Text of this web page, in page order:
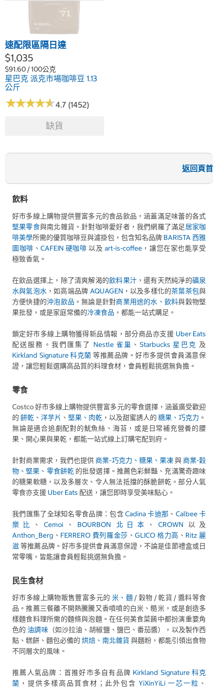
速配限區隔日達
$1,035
$91.60 / 100公克
星巴克 派克市場咖啡豆 1.13
公斤
★★★★★
★★★★★4.7 (1452)
缺貨
返回頁首
飲料
好市多線上購物提供豐富多元的食品飲品，涵蓋滿足味蕾的各式
堅果零食與南北雜貨。針對咖啡愛好者，我們網羅了滿足居家咖
啡美學所需的優質咖啡豆與濾掛包，包含知名品牌 BARISTA 西雅
圖咖啡 、CAFEIN 硬咖啡 以及 art-is-coffee，讓您在家也能享受
極致香氣。
在飲品選擇上，除了清爽解渴的飲料果汁 ，還有天然純淨的礦泉
水與氣泡水 ，如高端品牌 AQUAGEN ，以及多樣化的茶葉茶包與
方便快捷的沖泡飲品 。無論是針對商業用途的水、飲料與穀物堅
果批發，或是家庭常備的冷凍食品 ，都能一站式購足。
鎖定好市多線上購物獲得新品情報，部分商品亦支援 Uber Eats
配送服務。我們匯集了 Nestle 雀巢 、Starbucks 星巴克 及
Kirkland Signature 科克蘭 等推薦品牌。好市多提供會員滿意保
證，讓您輕鬆選購高品質的料理食材，會員輕鬆挑選無負擔。
零食
Costco 好市多線上購物提供豐富多元的零食選擇，涵蓋廣受歡迎
的 餅乾、洋芋片 、 堅果、肉乾 ，以及甜蜜誘人的 糖果、巧克力 。
無論是適合追劇配對的魷魚絲、海苔，或是日常補充營養的腰
果、開心果與果乾，都能一站式線上訂購宅配到府。
針對商業需求，我們也提供商業-巧克力、糖果、果凍與商業-穀
物、堅果、零食餅乾的批發選擇。推薦色彩鮮豔、充滿驚奇趣味
的糖果軟糖，以及多層次、令人無法抵擋的酥脆餅乾。部分人氣
零食亦支援 Uber Eats 配送，讓您即時享受美味點心。
我們匯集了全球知名零食品牌：包含Cadina 卡迪那 、 Calbee 卡
樂比
、 Cemoi、 BOURBON 北日本 、 CROWN 以及
Anthon_Berg 、 FERRERO 費列羅金莎 、GLICO 格力高 、 Ritz 麗
滋等推薦品牌。好市多提供會員滿意保證，不論是佳節禮盒或日
常零嘴，皆能讓會員輕鬆挑選無負擔。
民生食材
好市多線上購物販售豐富多元的 米、麵/ 穀物 / 乾貨 / 醬料等食
品。推薦三餐離不開熱騰騰又香噴噴的白米、糙米，或是創造多
樣麵食料理所需的麵條與泡麵。在任何美食菜餚中都扮演重要角
色的油調味（如沙拉油、胡椒鹽、鹽巴、番茄醬），以及製作西
點、糕餅、麵包必備的 烘焙、南北雜貨 與麵粉，都能引領出食物
不同層次的風味。
推薦人氣品牌：首推好市多自有品牌 Kirkland Signature 科克
蘭 ，提供多樣高品質食材；此外包含YiXinYiLi 一芯一粒 、